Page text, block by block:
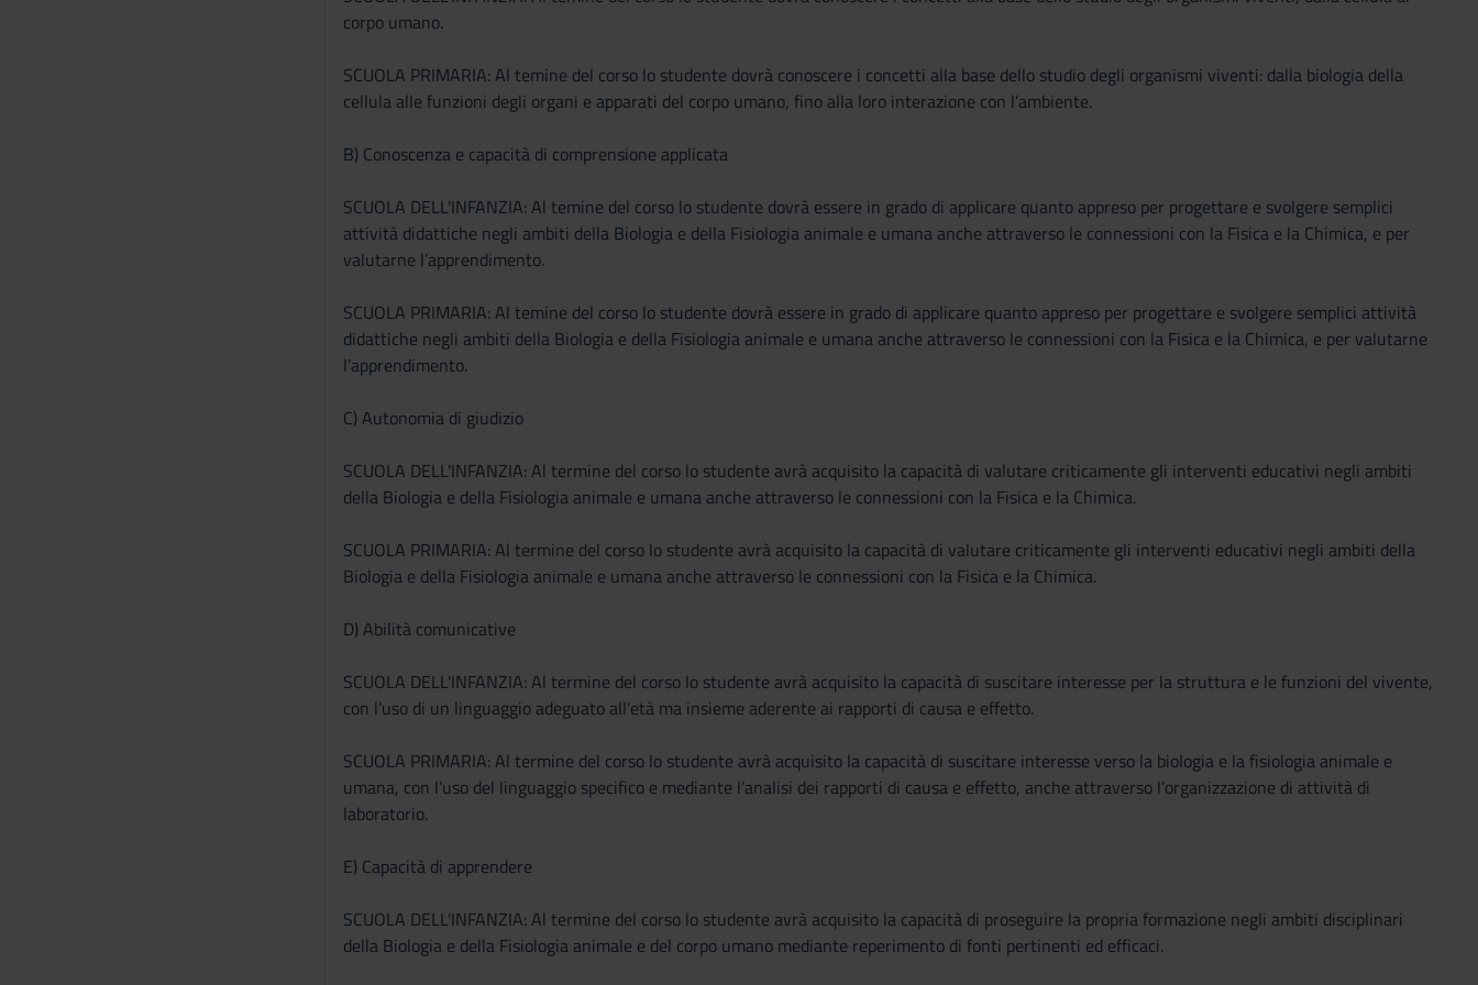
corpo umano.
SCUOLA PRIMARIA: Al temine del corso lo studente dovrà conoscere i concetti alla base dello studio degli organismi viventi: dalla biologia della
cellula alle funzioni degli organi e apparati del corpo umano, fino alla loro interazione con l’ambiente.
B) Conoscenza e capacità di comprensione applicata
SCUOLA DELL'INFANZIA: Al temine del corso lo studente dovrà essere in grado di applicare quanto appreso per progettare e svolgere semplici
attività didattiche negli ambiti della Biologia e della Fisiologia animale e umana anche attraverso le connessioni con la Fisica e la Chimica, e per
valutarne l’apprendimento.
SCUOLA PRIMARIA: Al temine del corso lo studente dovrà essere in grado di applicare quanto appreso per progettare e svolgere semplici attività
didattiche negli ambiti della Biologia e della Fisiologia animale e umana anche attraverso le connessioni con la Fisica e la Chimica, e per valutarne
l’apprendimento.
C) Autonomia di giudizio
SCUOLA DELL'INFANZIA: Al termine del corso lo studente avrà acquisito la capacità di valutare criticamente gli interventi educativi negli ambiti
della Biologia e della Fisiologia animale e umana anche attraverso le connessioni con la Fisica e la Chimica.
SCUOLA PRIMARIA: Al termine del corso lo studente avrà acquisito la capacità di valutare criticamente gli interventi educativi negli ambiti della
Biologia e della Fisiologia animale e umana anche attraverso le connessioni con la Fisica e la Chimica.
D) Abilità comunicative
SCUOLA DELL'INFANZIA: Al termine del corso lo studente avrà acquisito la capacità di suscitare interesse per la struttura e le funzioni del vivente,
con l’uso di un linguaggio adeguato all’età ma insieme aderente ai rapporti di causa e effetto.
SCUOLA PRIMARIA: Al termine del corso lo studente avrà acquisito la capacità di suscitare interesse verso la biologia e la fisiologia animale e
umana, con l’uso del linguaggio specifico e mediante l’analisi dei rapporti di causa e effetto, anche attraverso l’organizzazione di attività di
laboratorio.
E) Capacità di apprendere
SCUOLA DELL'INFANZIA: Al termine del corso lo studente avrà acquisito la capacità di proseguire la propria formazione negli ambiti disciplinari
della Biologia e della Fisiologia animale e del corpo umano mediante reperimento di fonti pertinenti ed efficaci.